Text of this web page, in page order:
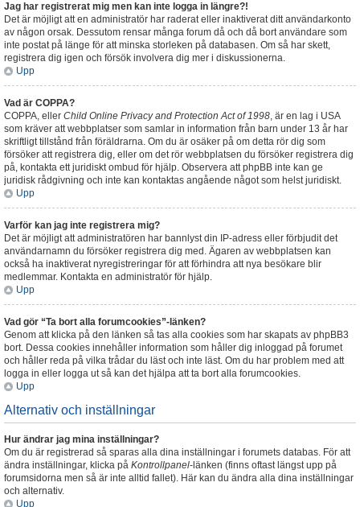
Jag har registrerat mig men kan inte logga in längre?!
Det är möjligt att en administratör har raderat eller inaktiverat ditt användarkonto
av någon orsak. Dessutom rensar många forum då och då bort användare som
inte postat på länge för att minska storleken på databasen. Om så har skett,
registrera dig igen och försök involvera dig mer i diskussionerna.
Upp
Vad är COPPA?
COPPA, eller Child Online Privacy and Protection Act of 1998, är en lag i USA
som kräver att webbplatser som samlar in information från barn under 13 år har
skriftligt tillstånd från föräldrarna. Om du är osäker på om detta rör dig som
försöker att registrera dig, eller om det rör webbplatsen du försöker registrera dig
på, kontakta ett juridiskt ombud för hjälp. Observera att phpBB inte kan ge
juridisk rådgivning och inte kan kontaktas angående något som helst juridiskt.
Upp
Varför kan jag inte registrera mig?
Det är möjligt att administratören har bannlyst din IP-adress eller förbjudit det
användarnamn du försöker registrera dig med. Ägaren av webbplatsen kan
också ha inaktiverat nyregistreringar för att förhindra att nya besökare blir
medlemmar. Kontakta en administratör för hjälp.
Upp
Vad gör “Ta bort alla forumcookies”-länken?
Genom att klicka på den länken så tas alla cookies som har skapats av phpBB3
bort. Dessa cookies innehåller information som håller dig inloggad på forumet
och håller reda på vilka trådar du läst och inte läst. Om du har problem med att
logga in eller logga ut så kan det hjälpa att ta bort alla forumcookies.
Upp
Alternativ och inställningar
Hur ändrar jag mina inställningar?
Om du är registrerad så sparas alla dina inställningar i forumets databas. För att
ändra inställningar, klicka på Kontrollpanel-länken (finns oftast längst upp på
forumsidorna men så är inte alltid fallet). Här kan du ändra alla dina inställningar
och alternativ.
Upp